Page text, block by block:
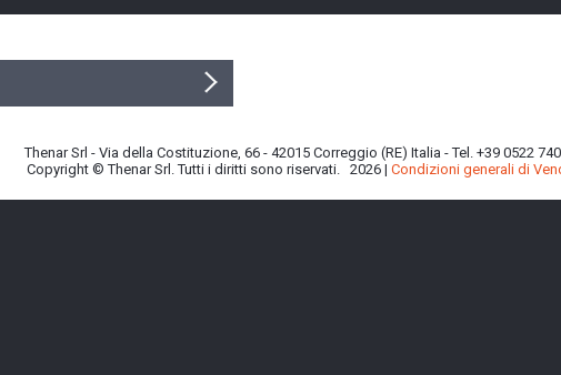
Thenar Srl - Via della Costituzione, 66 - 42015 Correggio (RE) Italia - Tel. +39 0522
Copyright © Thenar Srl. Tutti i diritti sono riservati. 2026 | Condizioni generali di